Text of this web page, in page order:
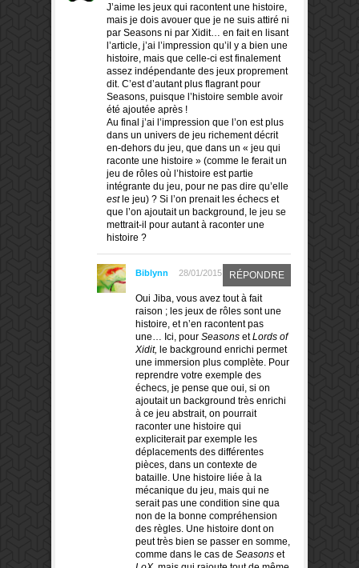
J’aime les jeux qui racontent une histoire,
mais je dois avouer que je ne suis attiré ni
par Seasons ni par Xidit… en fait en lisant
l’article, j’ai l’impression qu’il y a bien une
histoire, mais que celle-ci est finalement
assez indépendante des jeux proprement
dit. C’est d’autant plus flagrant pour
Seasons, puisque l’histoire semble avoir
été ajoutée après !
Au final j’ai l’impression que l’on est plus
dans un univers de jeu richement décrit
en-dehors du jeu, que dans un « jeu qui
raconte une histoire » (comme le ferait un
jeu de rôles où l’histoire est partie
intégrante du jeu, pour ne pas dire qu’elle
estle jeu) ? Si l’on prenait les échecs et
que l’on ajoutait un background, le jeu se
mettrait-il pour autant à raconter une
histoire ?
Biblynn 28/01/2015 RÉPONDRE
Oui Jiba, vous avez tout à fait
raison ; les jeux de rôles sont une
histoire, et n’en racontent pas
une… Ici, pour Seasons etLords of
Xidit, le background enrichi permet
une immersion plus complète. Pour
reprendre votre exemple des
échecs, je pense que oui, si on
ajoutait un background très enrichi
à ce jeu abstrait, on pourrait
raconter une histoire qui
expliciterait par exemple les
déplacements des différentes
pièces, dans un contexte de
bataille. Une histoire liée à la
mécanique du jeu, mais qui ne
serait pas une condition sine qua
non de la bonne compréhension
des règles. Une histoire dont on
peut très bien se passer en somme,
comme dans le cas de Seasons et